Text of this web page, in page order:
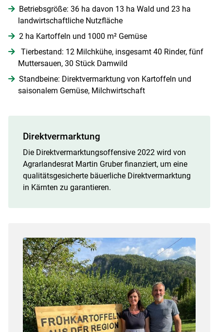
Betriebsgröße: 36 ha davon 13 ha Wald und 23 ha
landwirtschaftliche Nutzfläche
2 ha Kartoffeln und 1000 m² Gemüse
Tierbestand: 12 Milchkühe, insgesamt 40 Rinder, fünf
Muttersauen, 30 Stück Damwild
Standbeine: Direktvermarktung von Kartoffeln und
saisonalem Gemüse, Milchwirtschaft
Direktvermarktung
Die Direktvermarktungsoffensive 2022 wird von
Agrarlandesrat Martin Gruber finanziert, um eine
qualitätsgesicherte bäuerliche Direktvermarktung
in Kärnten zu garantieren.